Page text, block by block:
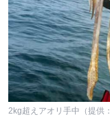
2kg超えアオリ手中（提供